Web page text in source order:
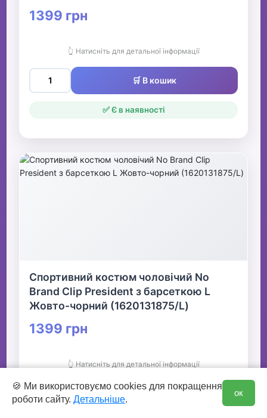
1399 грн
👆 Натисніть для детальної інформації
🛒 В кошик
✅ Є в наявності
Спортивний костюм чоловічий No
Brand Clip President з барсеткою L
Жовто-чорний (1620131875/L)
1399 грн
👆 Натисніть для детальної інформації
🛒 В кошик
🍪 Ми використовуємо cookies для покращення
роботи сайту. Детальніше.
ок
0